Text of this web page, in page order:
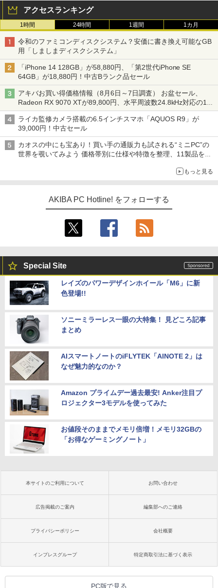
アクセスランキング
1時間 24時間 1週間 1カ月
令和のファミコンディスクシステム？安価に書き換え可能なGB
用「しましまディスクシステム」
「iPhone 14 128GB」が58,880円、「第2世代iPhone SE
64GB」が18,880円！中古Bランク品セール
アキバお買い得価格情報（8月6日～7日調査） お盆セール、
Radeon RX 9070 XTが89,800円、水平周波数24.8kHz対応の17
型モニターが9,801円、暑さ指数連動セール ほか
ライカ監修カメラ搭載の6.5インチスマホ「AQUOS R9」が
39,000円！中古セール
カオスの中にも宝あり！買い手の通販力も試される“ミニPC”の
世界を覗いてみよう 価格帯別に仕様や特徴を整理、11製品をピ
もっと見る
AKIBA PC Hotline! をフォローする
Special Site
レイズのパワーデザインホイール「M6」に新
色登場!!
ソニーミラーレス一眼の大特集！ 見どころ記事
まとめ
AIスマートノートのiFLYTEK「AINOTE 2」は
なぜ魅力的なのか？
Amazon プライムデー過去最安! Anker注目プ
ロジェクター3モデルを使ってみた
お値段そのままでメモリ倍増！メモリ32GBの
「お得なゲーミングノート」
本サイトのご利用について お問い合わせ
広告掲載のご案内 編集部へのご連絡
プライバシーポリシー 会社概要
インプレスグループ 特定商取引法に基づく表示
PC版で見る